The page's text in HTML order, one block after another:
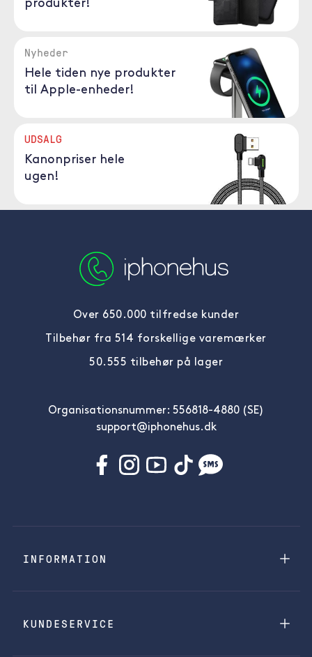
produkter!
Nyheder
Hele tiden nye produkter
til Apple-enheder!
UDSALG
Kanonpriser hele
ugen!
Over 650.000 tilfredse kunder
Tilbehør fra 514 forskellige varemærker
50.555 tilbehør på lager
Organisationsnummer: 556818-4880 (SE)
support@iphonehus.dk
INFORMATION
KUNDESERVICE